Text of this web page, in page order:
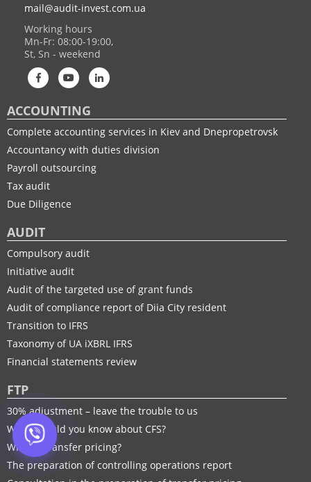
mail@audit-invest.com.ua
Working hours
Mn-Fr: 08:00-19:00,
St, Sn - weekend
ACCOUNTING
Complete accounting services in Kiev and Dnepropetrovsk
Accountancy with duties division
Payroll outsourcing
Tax audit
Due Diligence
AUDIT
Compulsory audit
Initiative audit
Audit of the targeted use of grant funds
Audit of compliance report of Diia City resident
Transition to IFRS
Taxonomy of UA іXBRL IFRS
Financial statements review
FTP
30% adjustment – leave the trouble to us
What should you know about CFS?
What is transfer pricing?
The preparation of controlling operations report